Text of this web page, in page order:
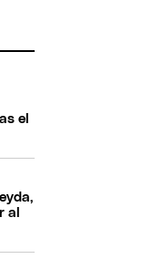
el
al